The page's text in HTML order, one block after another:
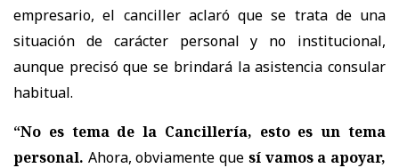
empresario, el canciller aclaró que se trata de una
situación de carácter personal y no institucional,
aunque precisó que se brindará la asistencia consular
habitual.
“No es tema de la Cancillería, esto es un tema
personal. Ahora, obviamente que sí vamos a apoyar,